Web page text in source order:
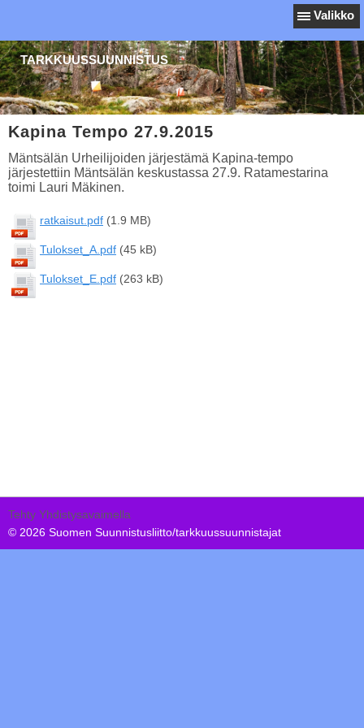
Valikko
TARKKUUSSUUNNISTUS
Kapina Tempo 27.9.2015
Mäntsälän Urheilijoiden järjestämä Kapina-tempo
järjestettiin Mäntsälän keskustassa 27.9. Ratamestarina
toimi Lauri Mäkinen.
ratkaisut.pdf (1.9 MB)
Tulokset_A.pdf (45 kB)
Tulokset_E.pdf (263 kB)
Tehty Yhdistysavaimella
© 2026 Suomen Suunnistusliitto/tarkkuussuunnistajat